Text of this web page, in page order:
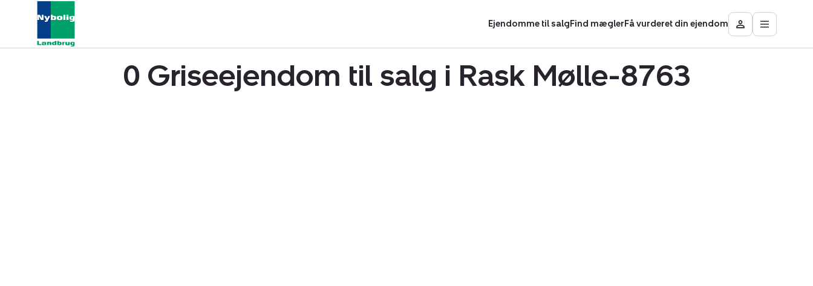
Ejendomme til salgFind mæglerFå vurderet din ejendom
Besøg
Mit
Åbn
0 Griseejendom til salg i Rask Mølle-8763